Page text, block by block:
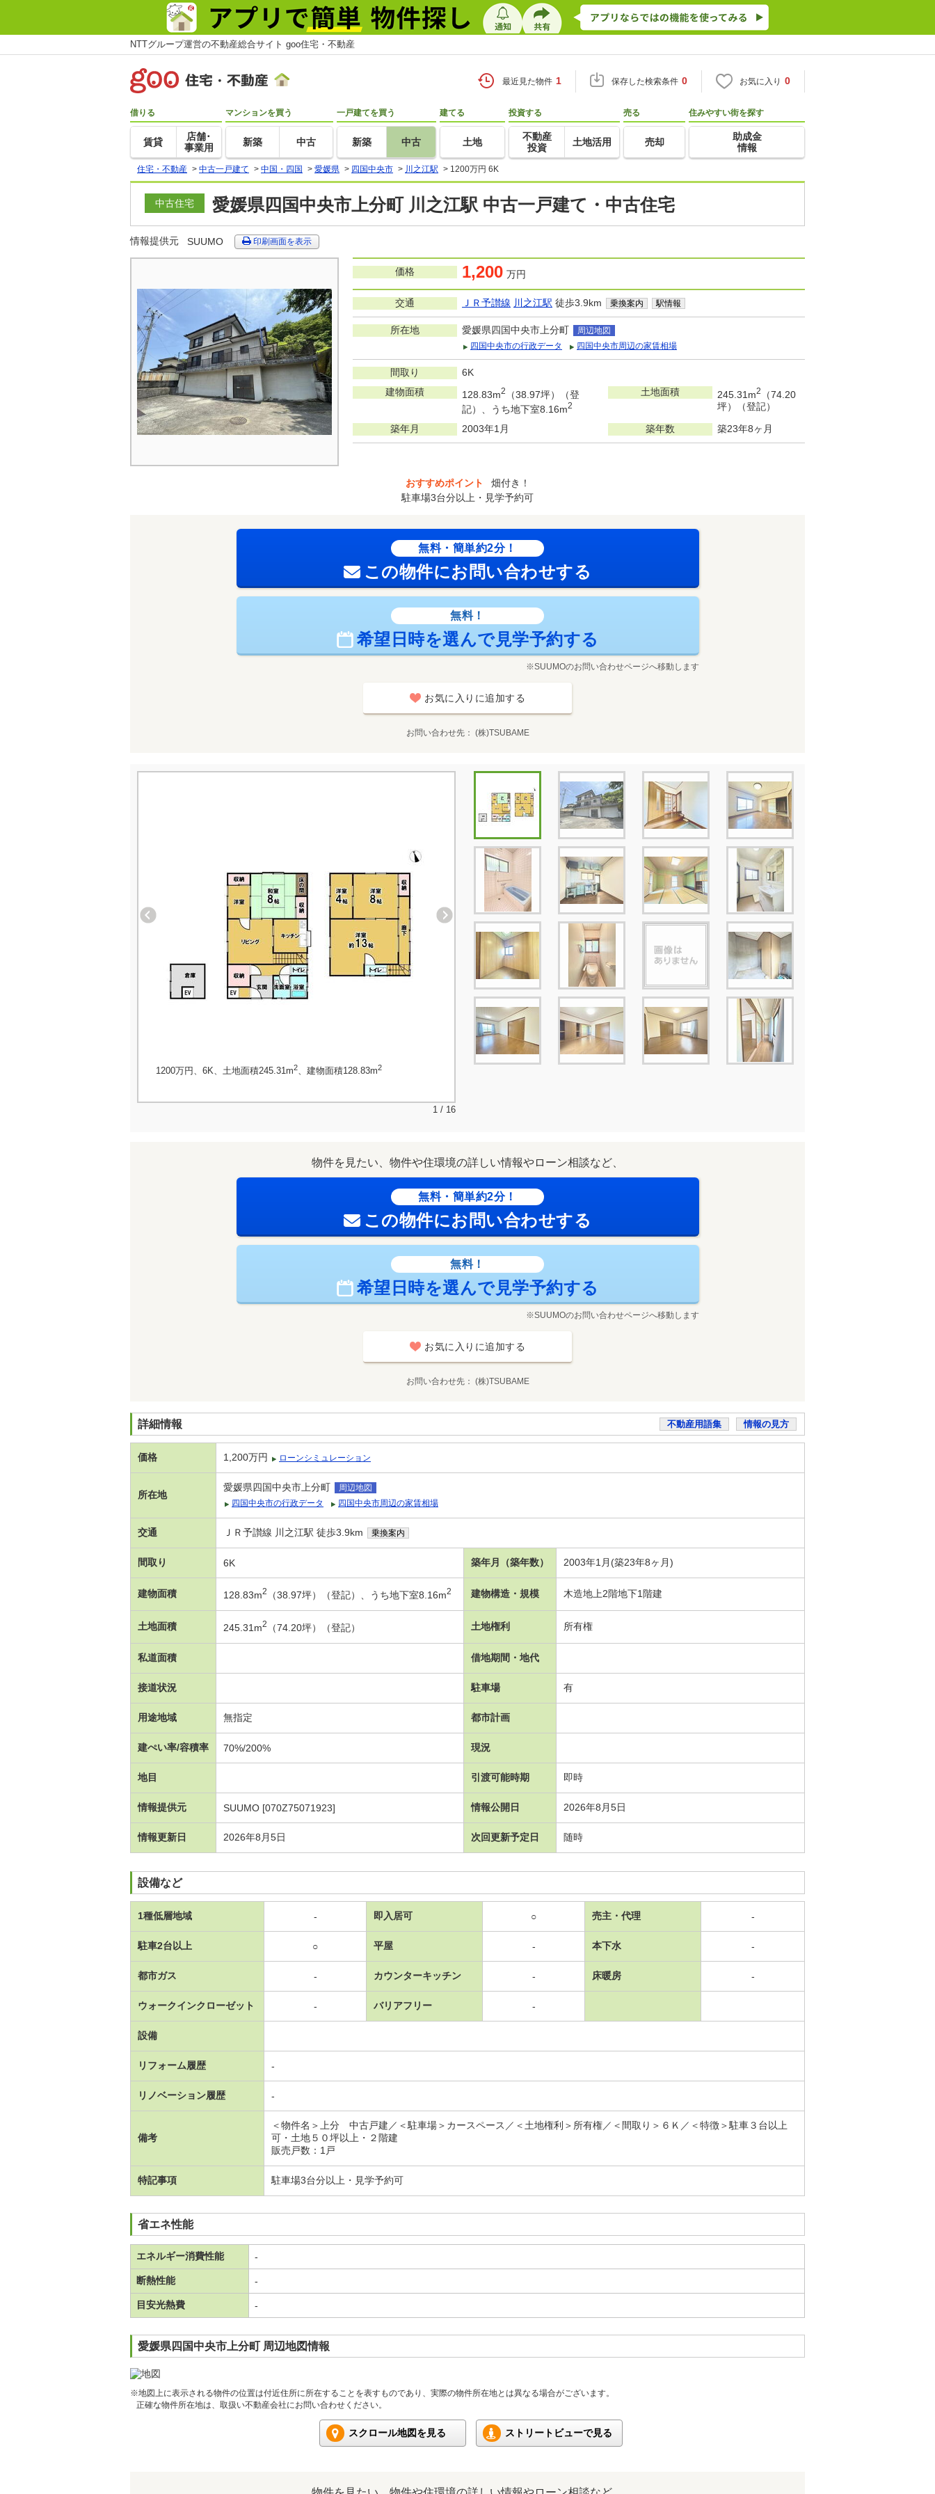
NTTグループ運営の不動産総合サイト goo住宅・不動産
最近見た物件 1 保存した検索条件 0 お気に入り 0
借りる
賃貸
店舗･
事業用
マンションを買う
新築 中古
一戸建てを買う
新築 中古
建てる
土地
投資する
不動産
投資
土地活用
売る
売却
住みやすい街を探す
助成金
情報
住宅・不動産 > 中古一戸建て > 中国・四国 > 愛媛県 > 四国中央市 > 川之江駅 > 1200万円 6K
中古住宅 愛媛県四国中央市上分町 川之江駅 中古一戸建て・中古住宅
情報提供元 SUUMO 印刷画面を表示
価格 1,200 万円
交通 ＪＲ予讃線 川之江駅 徒歩3.9km 乗換案内 駅情報
所在地 愛媛県四国中央市上分町
周辺地図
四国中央市の行政データ
四国中央市周辺の家賃相場
間取り
6K
建物面積
128.83m2
（38.97坪）（登
記）、うち地下室8.16m2
土地面積 245.31m2
（74.20
坪）（登記）
築年月
2003年1月 築年数 築23年8ヶ月
おすすめポイント
畑付き！
駐車場3台分以上・見学予約可
無料・簡単約2分！
この物件にお問い合わせする
無料！
希望日時を選んで見学予約する
※SUUMOのお問い合わせページへ移動します
お気に入りに追加する
お問い合わせ先 (株)TSUBAME
1200万円、6K、土地面積245.31m2、建物面積128.83m2
1 / 16
物件を見たい、物件や住環境の詳しい情報やローン相談など、
無料・簡単約2分！
この物件にお問い合わせする
無料！
希望日時を選んで見学予約する
※SUUMOのお問い合わせページへ移動します
お気に入りに追加する
お問い合わせ先 (株)TSUBAME
詳細情報 不動産用語集 情報の見方
価格 1,200万円 ローンシミュレーション
所在地
愛媛県四国中央市上分町
周辺地図
四国中央市の行政データ
四国中央市周辺の家賃相場
交通 ＪＲ予讃線 川之江駅 徒歩3.9km 乗換案内
間取り 6K 築年月（築年数） 2003年1月(築23年8ヶ月)
建物面積 128.83m2 （38.97坪）（登記）、うち地下室8.16m2 建物構造・規模 木造地上2階地下1階建
土地面積 245.31m2 （74.20坪）（登記） 土地権利 所有権
私道面積 借地期間・地代
接道状況 駐車場 有
用途地域 無指定 都市計画
建ぺい率/容積率 70%/200% 現況
地目 引渡可能時期 即時
情報提供元 SUUMO [070Z75071923] 情報公開日 2026年8月5日
情報更新日 2026年8月5日 次回更新予定日 随時
設備など
1種低層地域 - 即入居可 ○ 売主・代理 -
駐車2台以上 ○ 平屋 - 本下水 -
都市ガス - カウンターキッチン - 床暖房 -
ウォークインクローゼット - バリアフリー -
設備
リフォーム履歴 -
リノベーション履歴 -
備考
＜物件名＞上分 中古戸建／＜駐車場＞カースペース／＜土地権利＞所有権／＜間取り＞６Ｋ／＜特徴＞駐車３台以上
可・土地５０坪以上・２階建
販売戸数：1戸
特記事項 駐車場3台分以上・見学予約可
省エネ性能
エネルギー消費性能 -
断熱性能 -
目安光熱費 -
愛媛県四国中央市上分町 周辺地図情報
※地図上に表示される物件の位置は付近住所に所在することを表すものであり、実際の物件所在地とは異なる場合がございます。
正確な物件所在地は、取扱い不動産会社にお問い合わせください。
スクロール地図を見る ストリートビューで見る